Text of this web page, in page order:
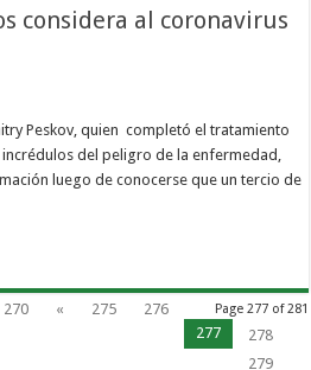
considera al coronavirus
Peskov, quien completó el tratamiento
del peligro de la enfermedad,
luego de conocerse que un tercio de
Page 277 of 281
270 « 275
276
277
278
279